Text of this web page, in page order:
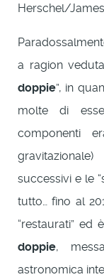
Herschel/
a ragion
doppie”, in
molte di
componenti
successivi e le
tutto… fino al
“restaurati” ed
doppie,
astronomica